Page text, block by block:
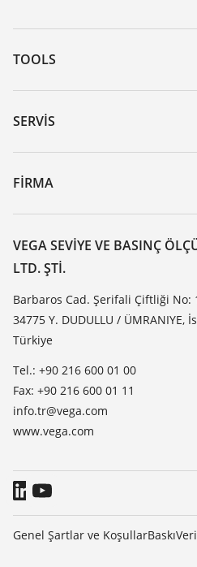
TOOLS
Download’lar
Seri numarası girerek cihaz arama
DTM Collection/PACTware
SERVIS
Cihazının geri gönderimi
Seminerler
Dirençlilik listesi
Dielektrisite listesi
TeamViewer
FIRMA
VEGA hakkında
Iletisim
Haber makaleleri
Basin
Blog
VEGA SEVIYE VE BASINÇ
LTD. ŞTI.
Barbaros Cad. Şerifali Çiftliği No:
34775 Y. DUDULLU / ÜMRANIYE,
Türkiye
Tel.: +90 216 600 01 00
Fax: +90 216 600 01 11
info.tr@vega.com
www.vega.com
Genel Şartlar ve KoşullarBaskı